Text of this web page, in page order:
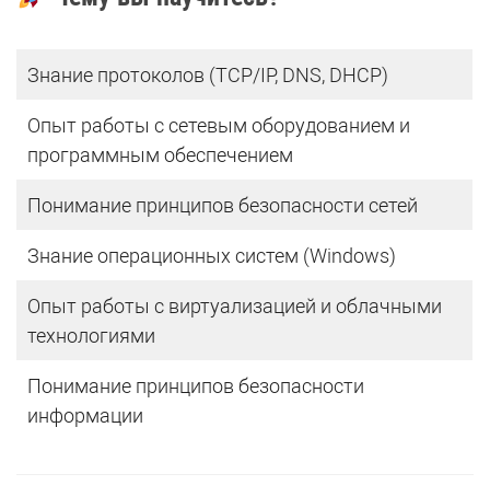
Знание протоколов (TCP/IP, DNS, DHCP)
Опыт работы с сетевым оборудованием и
программным обеспечением
Понимание принципов безопасности сетей
Знание операционных систем (Windows)
Опыт работы с виртуализацией и облачными
технологиями
Понимание принципов безопасности
информации